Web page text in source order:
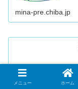
mina-pre.chiba.jp
nsu.estate
メニュー ホーム